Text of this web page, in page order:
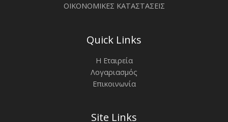
ΟΙΚΟΝΟΜΙΚΕΣ ΚΑΤΑΣΤΑΣΕΙΣ
Quick Links
Η Εταιρεία
Λογαριασμός
Επικοινωνία
Site Links